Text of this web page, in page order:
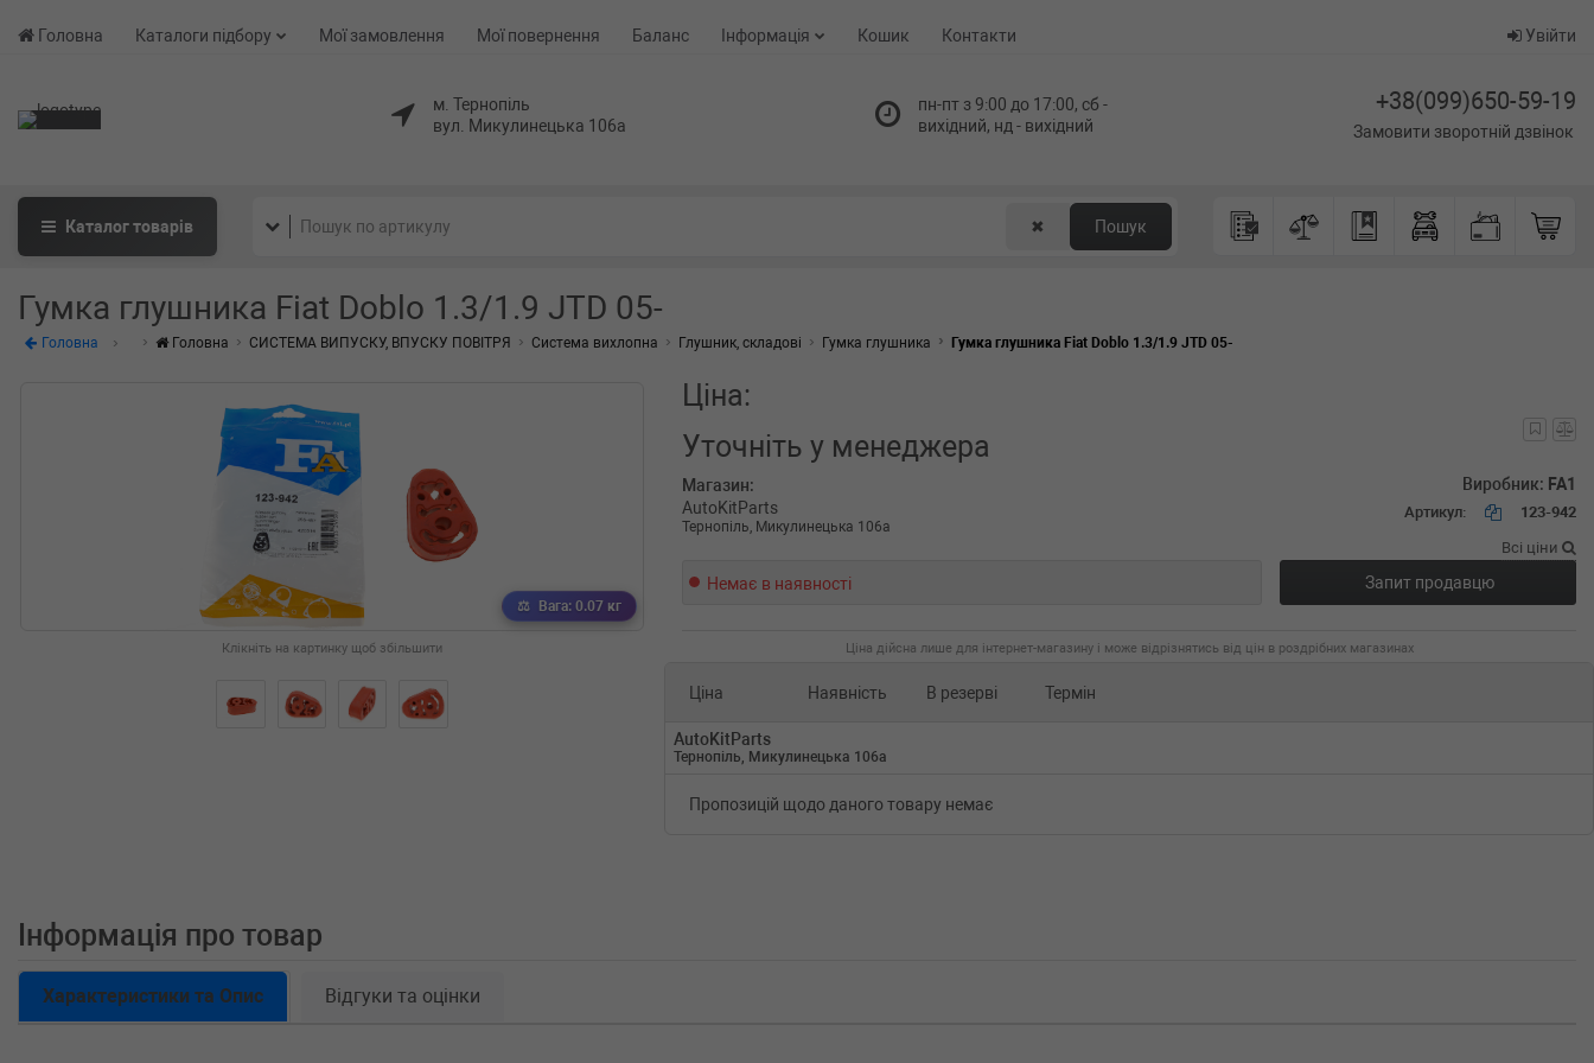
Головна Каталоги підбору Мої замовлення Мої повернення Баланс Інформація Кошик Контакти Увійти
м. Тернопіль
вул. Микулинецька 106а
пн-пт з 9:00 до 17:00, сб -
вихідний, нд - вихідний
+38(099)650-59-19
Замовити зворотній дзвінок
Каталогтоварів ✖ Пошук
Гумка глушника Fiat Doblo 1.3/1.9 JTD 05-
Головна Головна СИСТЕМА ВИПУСКУ, ВПУСКУ ПОВІТРЯ Система вихлопна Глушник, складові Гумка глушника Гумка глушника Fiat Doblo 1.3/1.9 JTD 05-
Вага: 0.07 кг
Клікніть на картинку щоб збільшити
Ціна:
Уточніть у менеджера
Магазин:
AutoKitParts
Тернопіль, Микулинецька 106а
Виробник: FA1
Артикул: 123-942
Всі ціни
Немає в наявності Запит продавцю
Ціна дійсна лише для інтернет-магазину і може відрізнятись від цін в роздрібних магазинах
Ціна Наявність В резерві Термін
AutoKitParts
Тернопіль, Микулинецька 106а
Пропозицій щодо даного товару немає
Інформація про товар
Характеристики та Опис Відгуки та оцінки